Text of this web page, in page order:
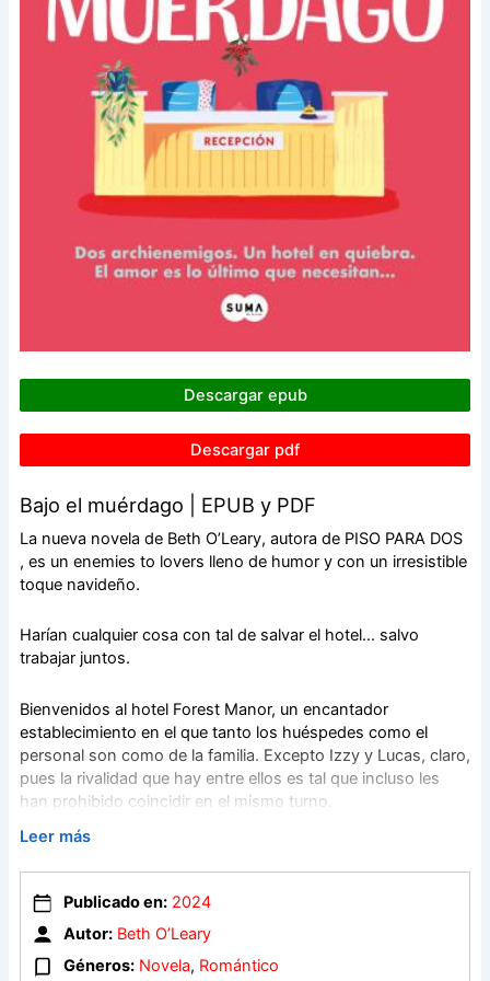
Descargar epub
Descargar pdf
Bajo el muérdago | EPUB y PDF
La nueva novela de Beth O’Leary, autora de PISO PARA DOS
, es un enemies to lovers lleno de humor y con un irresistible
toque navideño.
Harían cualquier cosa con tal de salvar el hotel… salvo
trabajar juntos.
Bienvenidos al hotel Forest Manor, un encantador
establecimiento en el que tanto los huéspedes como el
personal son como de la familia. Excepto Izzy y Lucas, claro,
pues la rivalidad que hay entre ellos es tal que incluso les
han prohibido coincidir en el mismo turno.
de que el hotel cierre sus puertas para siempre. Pero
entonces Izzy devuelve un anillo perdido a su dueño y la
recompensa que recibe convence a la dirección de que tal
vez hayan encontrado la solución a sus problemas. Quedan
cuatro anillos más en la caja de objetos perdidos, y recae
Leer más
Publicado en: 2024
Autor: Beth O’Leary
Géneros: Novela, Romántico